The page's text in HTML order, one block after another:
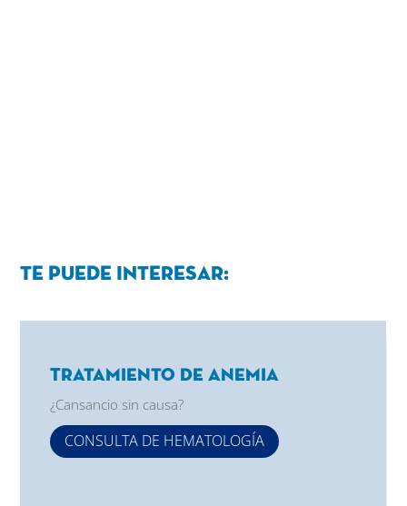
Te puede interesar:
Tratamiento de Anemia
¿Cansancio sin causa?
CONSULTA DE HEMATOLOGÍA